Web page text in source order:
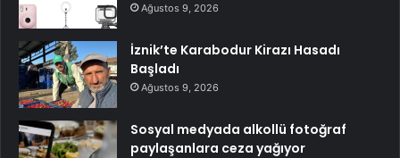
Ağustos 9, 2026
İznik’te Karabodur Kirazı Hasadı
Başladı
Ağustos 9, 2026
Sosyal medyada alkollü fotoğraf
paylaşanlara ceza yağıyor